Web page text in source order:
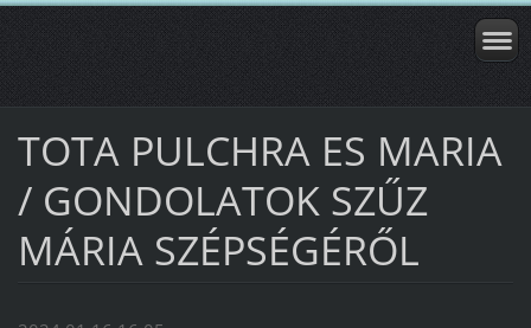
TOTA PULCHRA ES MARIA
/ GONDOLATOK SZŰZ
MÁRIA SZÉPSÉGÉRŐL